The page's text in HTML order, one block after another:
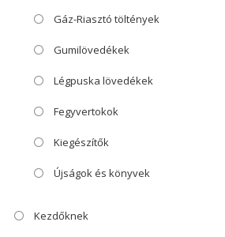
Gáz-Riasztó töltények
Gumilövedékek
Légpuska lövedékek
Fegyvertokok
Kiegészítők
Újságok és könyvek
Kezdőknek